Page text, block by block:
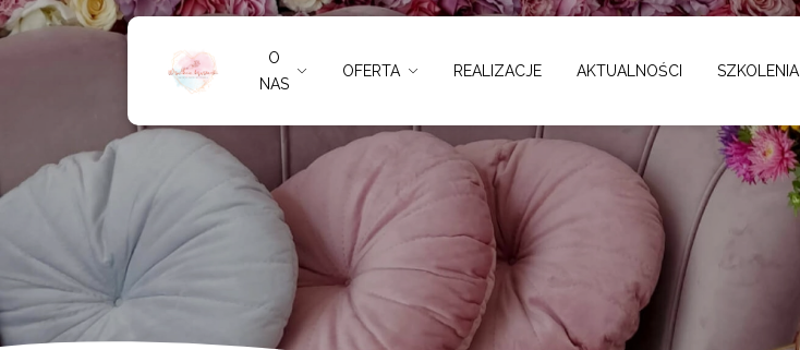
O
NAS
OFERTA REALIZACJE AKTUALNOŚCI SZKOLENIA
Leżajsk